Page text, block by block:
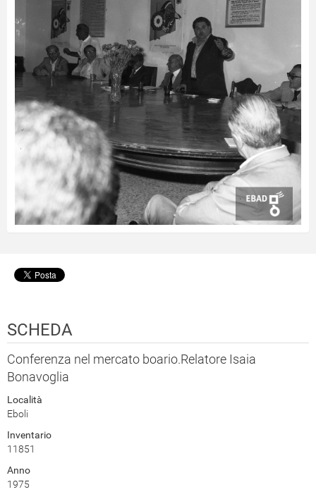
SCHEDA
Conferenza nel mercato boario.Relatore Isaia
Bonavoglia
Località
Eboli
Inventario
11851
Anno
1975